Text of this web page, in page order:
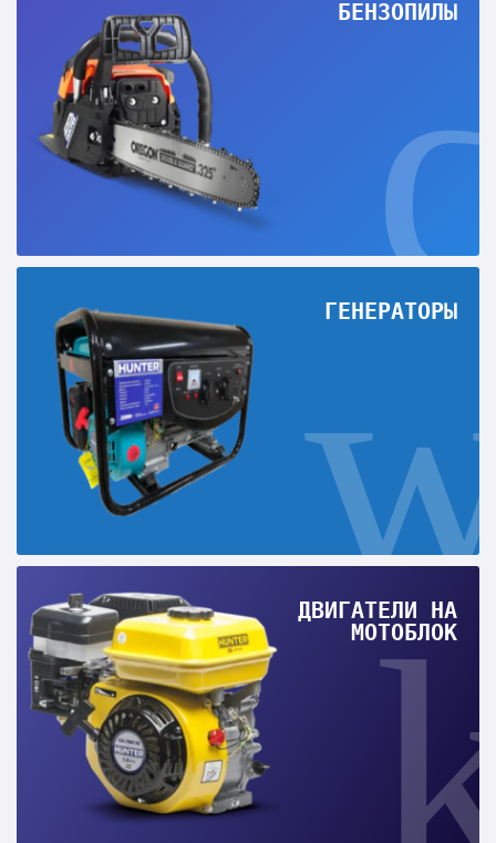
БЕНЗОПИЛЫ
ГЕНЕРАТОРЫ
ДВИГАТЕЛИ НА
МОТОБЛОК